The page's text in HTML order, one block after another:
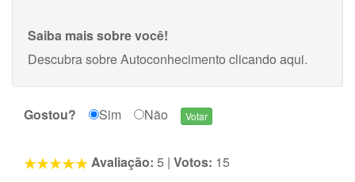
Saiba mais sobre você!
Descubra sobre Autoconhecimento clicando aqui.
Gostou? Sim Não
Avaliação: 5 | Votos: 15